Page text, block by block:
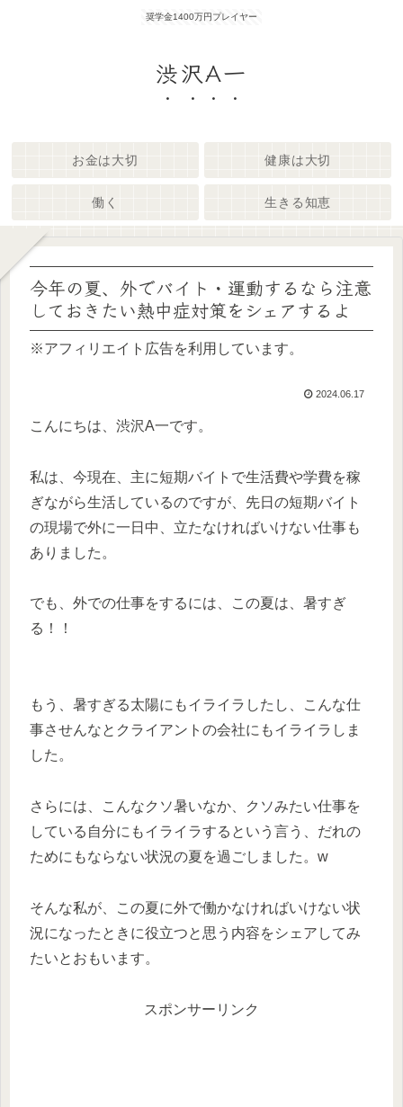
奨学金1400万円プレイヤー
渋沢A一
お金は大切 健康は大切
働く 生きる知恵
今年の夏、外でバイト・運動するなら注意
しておきたい熱中症対策をシェアするよ
※アフィリエイト広告を利用しています。
2024.06.17
こんにちは、渋沢A一です。
私は、今現在、主に短期バイトで生活費や学費を稼
ぎながら生活しているのですが、先日の短期バイト
の現場で外に一日中、立たなければいけない仕事も
ありました。
でも、外での仕事をするには、この夏は、暑すぎ
る！！
もう、暑すぎる太陽にもイライラしたし、こんな仕
事させんなとクライアントの会社にもイライラしま
した。
さらには、こんなクソ暑いなか、クソみたい仕事を
している自分にもイライラするという言う、だれの
ためにもならない状況の夏を過ごしました。w
そんな私が、この夏に外で働かなければいけない状
況になったときに役立つと思う内容をシェアしてみ
たいとおもいます。
スポンサーリンク